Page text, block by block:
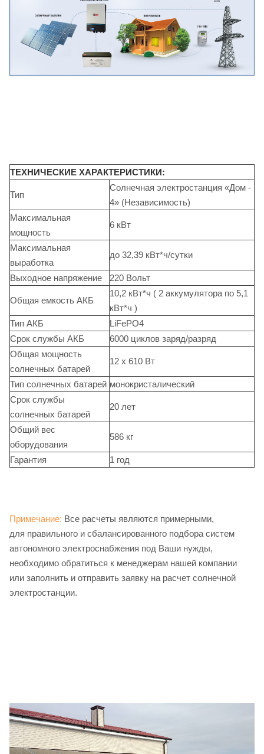
ТЕХНИЧЕСКИЕ ХАРАКТЕРИСТИКИ:
Тип
Солнечная электростанция «Дом -
4» (Независимость)
Максимальная
мощность
6 кВт
Максимальная
выработка
до 32,39 кВт*ч/сутки
Выходное напряжение 220 Вольт
Общая емкость АКБ
10,2 кВт*ч ( 2 аккумулятора по 5,1
кВт*ч )
Тип АКБ
LiFePO4
Срок службы АКБ
6000 циклов заряд/разряд
Общая мощность
солнечных батарей
12 x 610 Вт
Тип солнечных батарей монокристалический
Срок службы
солнечных батарей
20 лет
Общий вес
оборудования
586 кг
Гарантия 1 год
Примечание: Все расчеты являются примерными,
для правильного и сбалансированного подбора систем
автономного электроснабжения под Ваши нужды,
необходимо обратиться к менеджерам нашей компании
или заполнить и отправить заявку на расчет солнечной
электростанции.